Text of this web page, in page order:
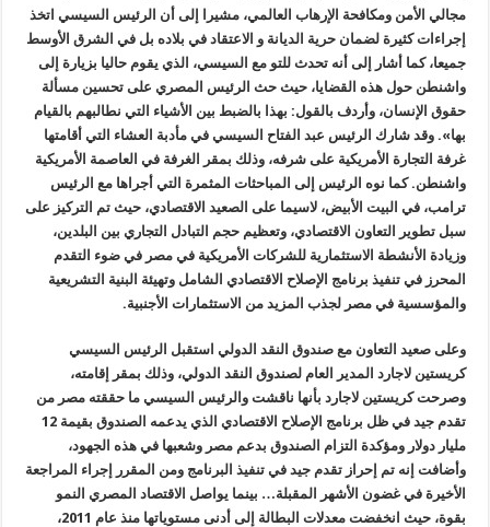
مجالي الأمن ومكافحة الإرهاب العالمي، مشيرا إلى أن الرئيس السيسي اتخذ
إجراءات كثيرة لضمان حرية الديانة و الاعتقاد في بلاده بل في الشرق الأوسط
جميعا، كما أشار إلى أنه تحدث للتو مع السيسي، الذي يقوم حاليا بزيارة إلى
واشنطن حول هذه القضايا، حيث حث الرئيس المصري على تحسين مسألة
حقوق الإنسان، وأردف بالقول: بهذا بالضبط بين الأشياء التي نطالبهم بالقيام
بها». وقد شارك الرئيس عبد الفتاح السيسي في مأدبة العشاء التي أقامتها
غرفة التجارة الأمريكية على شرفه، وذلك بمقر الغرفة في العاصمة الأمريكية
واشنطن. كما نوه الرئيس إلى المباحثات المثمرة التي أجراها مع الرئيس
ترامب، في البيت الأبيض، لاسيما على الصعيد الاقتصادي، حيث تم التركيز على
سبل تطوير التعاون الاقتصادي، وتعظيم حجم التبادل التجاري بين البلدين،
وزيادة الأنشطة الاستثمارية للشركات الأمريكية في مصر في ضوء التقدم
المحرز في تنفيذ برنامج الإصلاح الاقتصادي الشامل وتهيئة البنية التشريعية
والمؤسسية في مصر لجذب المزيد من الاستثمارات الأجنبية.
وعلى صعيد التعاون مع صندوق النقد الدولي استقبل الرئيس السيسي
كريستين لاجارد المدير العام لصندوق النقد الدولي، وذلك بمقر إقامته،
وصرحت كريستين لاجارد بأنها ناقشت والرئيس السيسي ما حققته مصر من
تقدم جيد في ظل برنامج الإصلاح الاقتصادي الذي يدعمه الصندوق بقيمة 12
مليار دولار ومؤكدة التزام الصندوق بدعم مصر وشعبها في هذه الجهود،
وأضافت إنه تم إحراز تقدم جيد في تنفيذ البرنامج ومن المقرر إجراء المراجعة
الأخيرة في غضون الأشهر المقبلة… بينما يواصل الاقتصاد المصري النمو
بقوة، حيث انخفضت معدلات البطالة إلى أدنى مستوياتها منذ عام 2011،